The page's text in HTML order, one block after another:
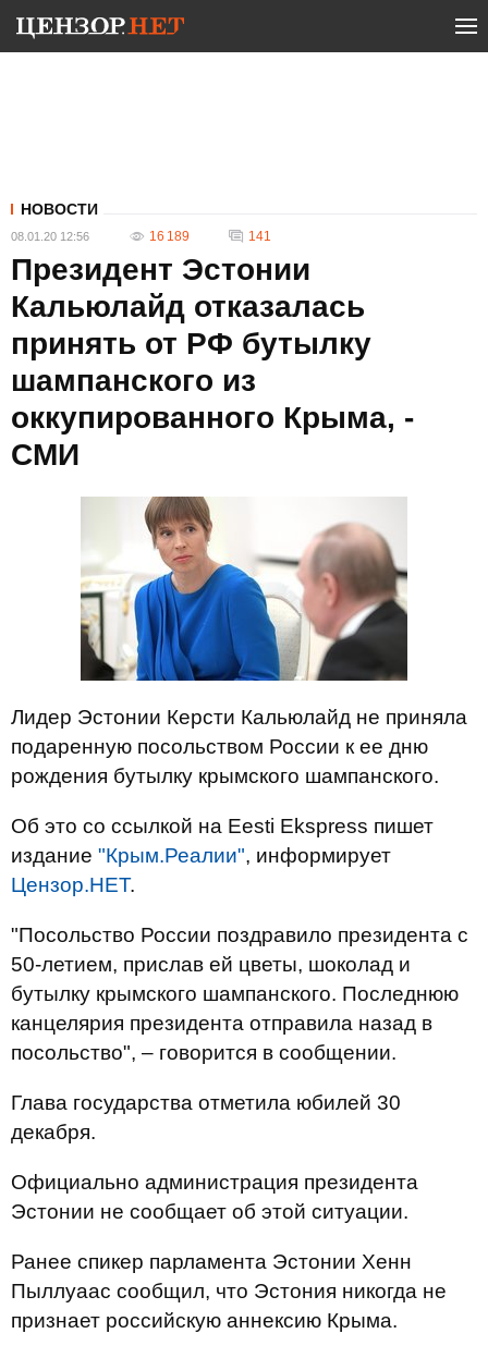
НОВОСТИ
08.01.20 12:56 16 189 141
Президент Эстонии
Кальюлайд отказалась
принять от РФ бутылку
шампанского из
оккупированного Крыма, -
СМИ
Лидер Эстонии Керсти Кальюлайд не приняла
подаренную посольством России к ее дню
рождения бутылку крымского шампанского.
Об это со ссылкой на Eesti Ekspress пишет
издание "Крым.Реалии", информирует
Цензор.НЕТ.
"Посольство России поздравило президента с
50-летием, прислав ей цветы, шоколад и
бутылку крымского шампанского. Последнюю
канцелярия президента отправила назад в
посольство", – говорится в сообщении.
Глава государства отметила юбилей 30
декабря.
Официально администрация президента
Эстонии не сообщает об этой ситуации.
Ранее спикер парламента Эстонии Хенн
Пыллуаас сообщил, что Эстония никогда не
признает российскую аннексию Крыма.